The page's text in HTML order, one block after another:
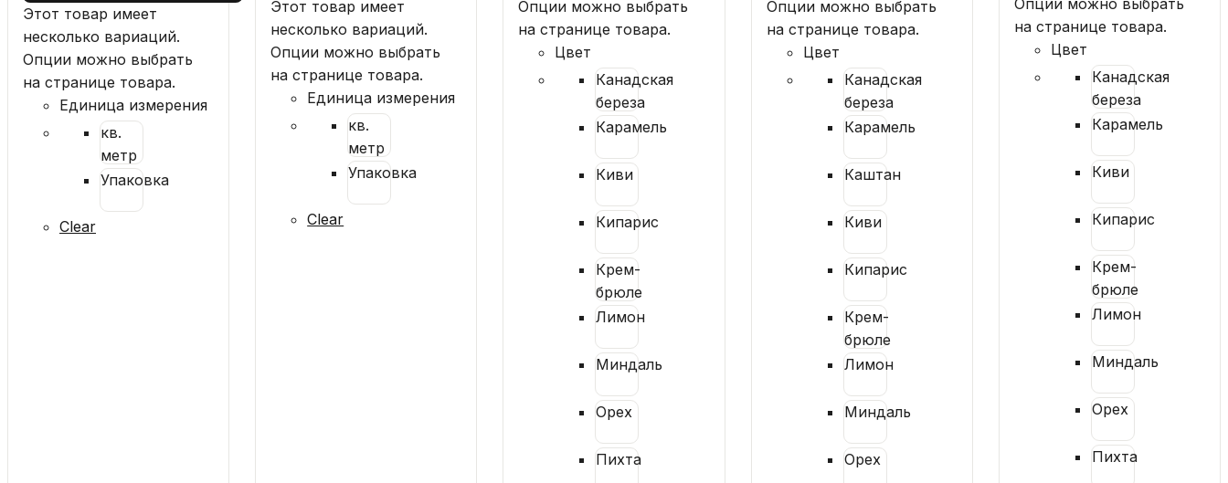
Этот товар имеет
несколько вариаций.
Опции можно выбрать
на странице товара.
Единица измерения
кв.
метр
Упаковка
Clear
Этот товар имеет
несколько вариаций.
Опции можно выбрать
на странице товара.
Единица измерения
кв.
метр
Упаковка
Clear
Опции можно выбрать
на странице товара.
Цвет
Канадская
береза
Карамель
Киви
Кипарис
Крем-
брюле
Лимон
Миндаль
Орех
Пихта
Опции можно выбрать
на странице товара.
Цвет
Канадская
береза
Карамель
Каштан
Киви
Кипарис
Крем-
брюле
Лимон
Миндаль
Орех
Опции можно выбрать
на странице товара.
Цвет
Канадская
береза
Карамель
Киви
Кипарис
Крем-
брюле
Лимон
Миндаль
Орех
Пихта